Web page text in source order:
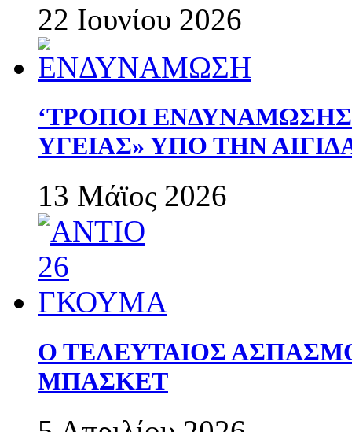
22 Ιουνίου 2026
‘ΤΡΟΠΟΙ
ΥΓΕΙΑΣ» ΥΠΟ ΤΗΝ
13 Μάϊος 2026
Ο ΤΕΛΕΥΤΑΙΟΣ
ΜΠΑΣΚΕΤ